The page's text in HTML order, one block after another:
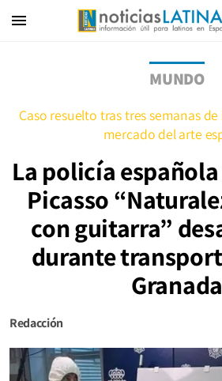
menu
MUNDO
Caso resuelto tras tres semanas
mercado del arte
La policía
Picasso
con guitarra”
durante
Granada
Redacción